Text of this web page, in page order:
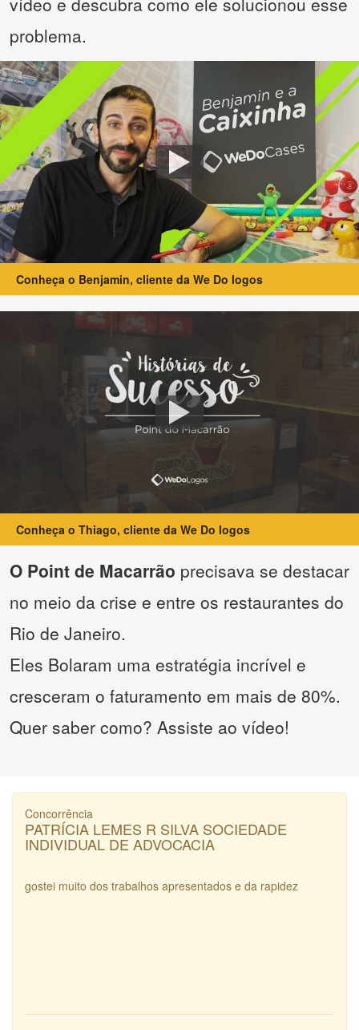
problema.
Conheça o Benjamin, cliente da We Do logos
Conheça o Thiago, cliente da We Do logos
O Point de Macarrão precisava se destacar
no meio da crise e entre os restaurantes do
Rio de Janeiro.
Eles Bolaram uma estratégia incrível e
cresceram o faturamento em mais de 80%.
Quer saber como? Assiste ao vídeo!
Concorrência
PATRÍCIA LEMES R SILVA SOCIEDADE
INDIVIDUAL DE ADVOCACIA
gostei muito dos trabalhos apresentados e da rapidez